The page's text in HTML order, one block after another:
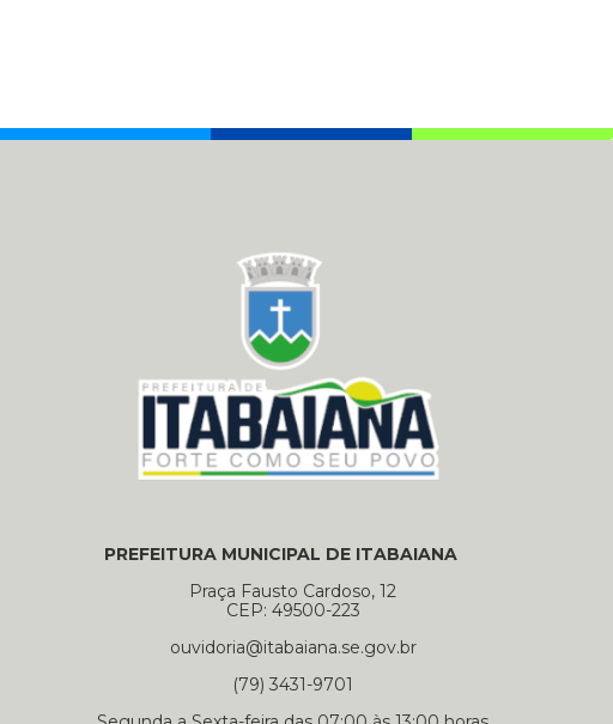
PREFEITURA MUNICIPAL DE ITABAIANA
Praça Fausto Cardoso, 12
CEP: 49500-223
ouvidoria@itabaiana.se.gov.br
(79) 3431-9701